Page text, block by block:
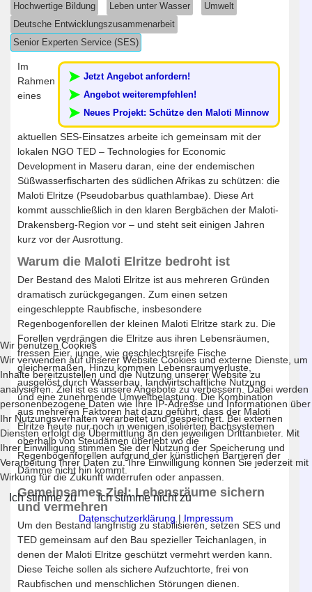
Hochwertige Bildung Leben unter Wasser
Umwelt
Deutsche Entwicklungszusammenarbeit
Senior Experten Service (SES)
Jetzt Angebot anfordern!
Angebot weiterempfehlen!
Neues Projekt: Schütze den Maloti Minnow
Im
Rahmen
eines
aktuellen SES-Einsatzes arbeite ich gemeinsam mit der
lokalen NGO TED – Technologies for Economic
Development in Maseru daran, eine der endemischen
Süßwasserfischarten des südlichen Afrikas zu schützen: die
Maloti Elritze (Pseudobarbus quathlambae). Diese Art
kommt ausschließlich in den klaren Bergbächen der Maloti-
Drakensberg-Region vor – und steht seit einigen Jahren
kurz vor der Ausrottung.
Warum die Maloti Elritze bedroht ist
Der Bestand des Maloti Elritze ist aus mehreren Gründen
dramatisch zurückgegangen. Zum einen setzen
eingeschleppte Raubfische, insbesondere
Regenbogenforellen der kleinen Maloti Elritze stark zu. Die
Forellen verdrängen die Elritze aus ihren Lebensräumen,
fressen Eier, junge, wie geschlechtsreife Fische
gleichermaßen. Hinzu kommen Lebensraumverluste,
ausgelöst durch Wasserbau, landwirtschaftliche Nutzung
und eine zunehmende Umweltbelastung. Die Kombination
aus mehreren Faktoren hat dazu geführt, dass der Maloti
Elritze heute nur noch in wenigen isolierten Bachsystemen
oberhalb von Steudämen überlebt wo die
Regenbogenforellen aufgrund der künstlichen Barrieren der
Dämme nicht hin kommt.
Gemeinsames Ziel: Lebensräume sichern
und vermehren
Um den Bestand langfristig zu stabilisieren, setzen SES und
TED gemeinsam auf den Bau spezieller Teichanlagen, in
denen der Maloti Elritze geschützt vermehrt werden kann.
Diese Teiche sollen als sichere Aufzuchtorte, frei von
Raubfischen und menschlichen Störungen dienen.
Wir benutzen Cookies
Wir verwenden auf unserer Website Cookies und externe Dienste, um
Inhalte bereitzustellen und die Nutzung unserer Website zu
analysieren. Ziel ist es unsere Angebote zu verbessern. Dabei werden
personenbezogene Daten wie Ihre IP-Adresse und Informationen über
Ihr Nutzungsverhalten verarbeitet und gespeichert. Bei externen
Diensten erfolgt die Übermittlung an den jeweiligen Drittanbieter. Mit
Ihrer Einwilligung stimmen Sie der Nutzung der Speicherung und
Verarbeitung Ihrer Daten zu. Ihre Einwilligung können Sie jederzeit mit
Wirkung für die Zukunft widerrufen oder anpassen.
Ich stimme zu Ich stimme nicht zu
Datenschutzerklärung | Impressum